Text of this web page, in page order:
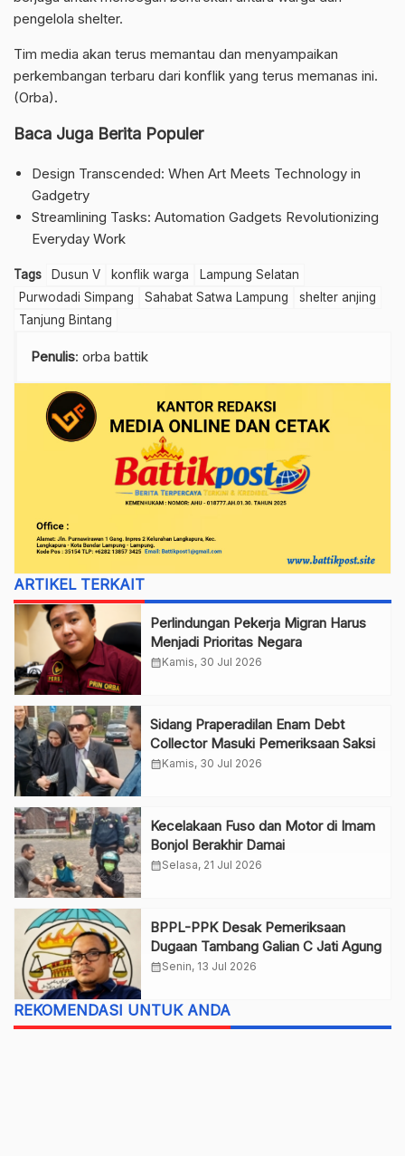
pengelola shelter.
Tim media akan terus memantau dan menyampaikan
perkembangan terbaru dari konflik yang terus memanas ini.
(Orba).
Baca Juga Berita Populer
Design Transcended: When Art Meets Technology in
Gadgetry
Streamlining Tasks: Automation Gadgets Revolutionizing
Everyday Work
Tags Dusun V konflik warga
Lampung Selatan
Purwodadi Simpang
Sahabat Satwa Lampung
shelter anjing
Tanjung Bintang
Penulis: orba battik
ARTIKEL TERKAIT
Perlindungan Pekerja Migran Harus
Menjadi Prioritas Negara
calendar_monthKamis, 30 Jul 2026
Sidang Praperadilan Enam Debt
Collector Masuki Pemeriksaan Saksi
calendar_monthKamis, 30 Jul 2026
Kecelakaan Fuso dan Motor di Imam
Bonjol Berakhir Damai
calendar_monthSelasa, 21 Jul 2026
BPPL-PPK Desak Pemeriksaan
Dugaan Tambang Galian C Jati Agung
calendar_monthSenin, 13 Jul 2026
REKOMENDASI UNTUK ANDA